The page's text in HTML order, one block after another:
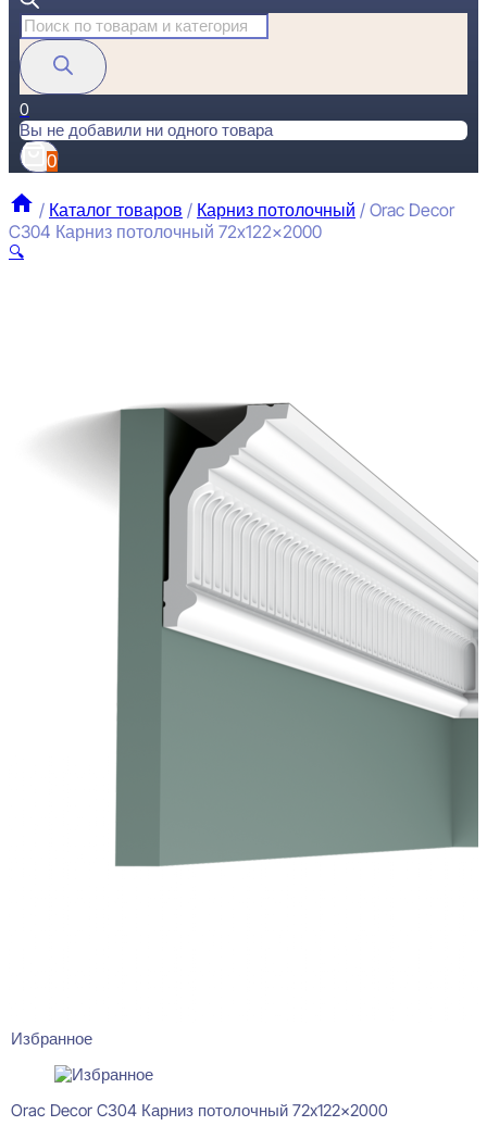
Поиск
товаров
0
Вы не добавили ни одного товара
0
/ Каталог товаров / Карниз потолочный / Orac Decor
C304 Карниз потолочный 72x122x2000
🔍
Избранное
Orac Decor C304 Карниз потолочный 72x122x2000